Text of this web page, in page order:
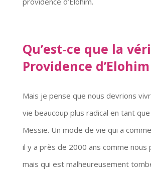
Qu’est-ce que la
Providence
Mais je pense que nous devrions
vie beaucoup plus radical en tant
Messie. Un mode de vie qui a
il y a près de 2000 ans comme nous
mais qui est malheureusement